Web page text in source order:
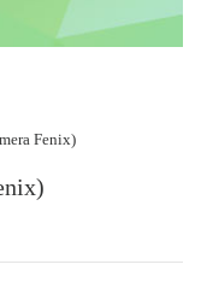
Fenix)